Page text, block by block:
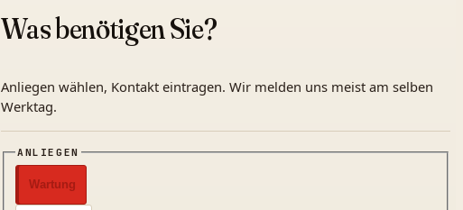
Was benötigen Sie?
Anliegen wählen, Kontakt eintragen. Wir melden uns meist am selben
Werktag.
ANLIEGEN
Wartung